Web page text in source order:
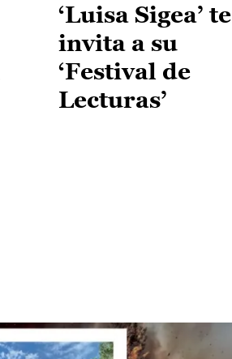
‘Luisa Sigea’ te
invita a su
‘Festival de
Lecturas’